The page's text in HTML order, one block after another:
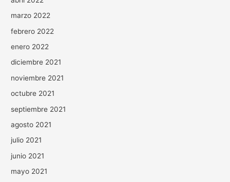
marzo 2022
febrero 2022
enero 2022
diciembre 2021
noviembre 2021
octubre 2021
septiembre 2021
agosto 2021
julio 2021
junio 2021
mayo 2021